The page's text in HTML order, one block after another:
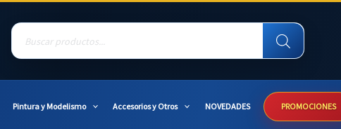
Products
search
Pintura y Modelismo Accesorios y Otros NOVEDADES PROMOCIONES